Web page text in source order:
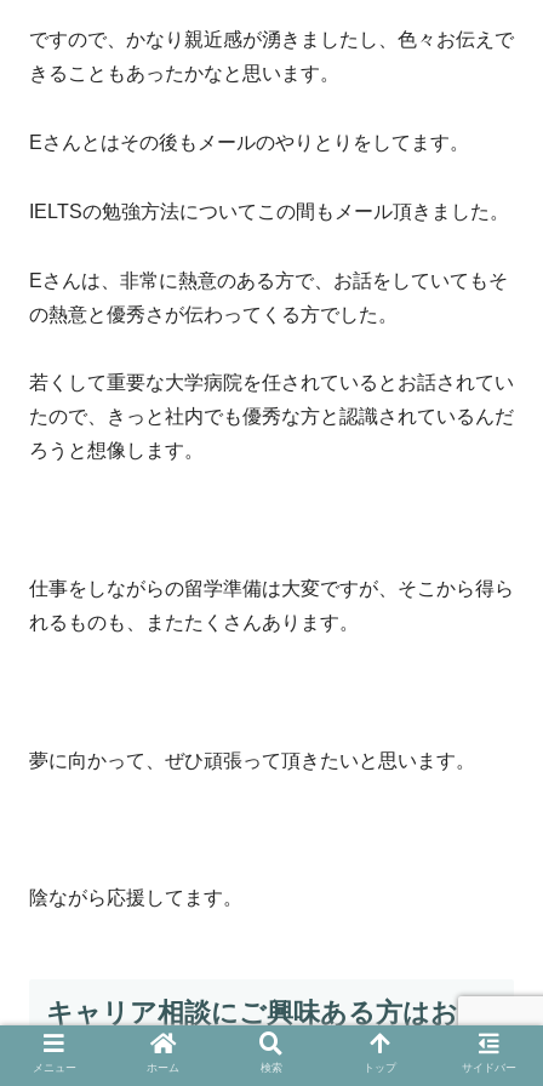
ですので、かなり親近感が湧きましたし、色々お伝えで
きることもあったかなと思います。
Eさんとはその後もメールのやりとりをしてます。
IELTSの勉強方法についてこの間もメール頂きました。
Eさんは、非常に熱意のある方で、お話をしていてもそ
の熱意と優秀さが伝わってくる方でした。
若くして重要な大学病院を任されているとお話されてい
たので、きっと社内でも優秀な方と認識されているんだ
ろうと想像します。
仕事をしながらの留学準備は大変ですが、そこから得ら
れるものも、またたくさんあります。
夢に向かって、ぜひ頑張って頂きたいと思います。
陰ながら応援してます。
キャリア相談にご興味ある方はお読
みください。
メニュー ホーム 検索 トップ サイドバー